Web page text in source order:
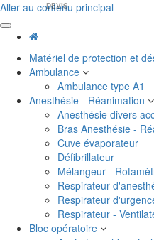
Aller au contenu principal
Matériel de protection et
Ambulance
Ambulance type A1
Anesthésie - Réanimation
Anesthésie divers
Bras Anesthésie -
Cuve évaporateur
Défibrillateur
Mélangeur -
Respirateur
Respirateur
Respirateur -
Bloc opératoire
DEVIS